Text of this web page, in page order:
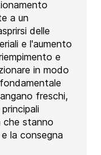
a un
delle
e l'aumento
e
in modo
freschi,
che stanno
la consegna